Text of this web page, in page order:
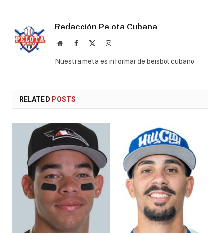
Redacción Pelota Cubana
WebsiteFacebook Instagram
Nuestra meta es informar de béisbol cubano
RELATED POSTS